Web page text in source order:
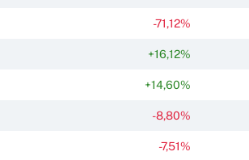
-71,12%
+16,12%
+14,60%
-8,80%
-7,51%